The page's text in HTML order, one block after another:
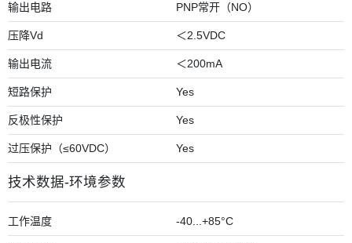
输出电路 PNP常开（NO）
压降Vd ＜2.5VDC
输出电流 ＜200mA
短路保护 Yes
反极性保护 Yes
过压保护（≤60VDC） Yes
技术数据-环境参数
工作温度 -40...+85°C